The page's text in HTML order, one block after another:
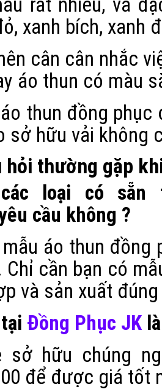
xanh bích, xanh
cân cân nhắc
áo thun có màu
thun đồng
sở hữu vải không
hỏi thường gặp
loại có sẵn
cầu không ?
áo thun
Chỉ cần bạn có
và sản xuất
Đồng Phục JK
sở hữu chúng
để được giá tốt